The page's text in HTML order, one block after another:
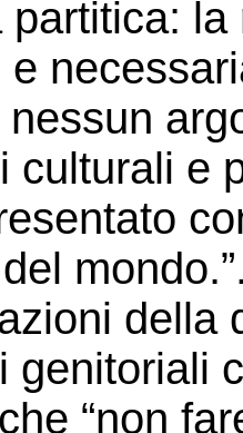
partitica:
culturali e
della
genitoriali
“non